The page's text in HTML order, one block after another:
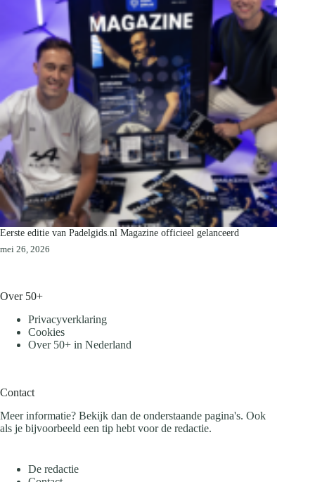
Eerste editie van Padelgids.nl Magazine officieel gelanceerd
mei 26, 2026
Over 50+
Privacyverklaring
Cookies
Over 50+ in Nederland
Contact
Meer informatie? Bekijk dan de onderstaande pagina's. Ook
als je bijvoorbeeld een tip hebt voor de redactie.
De redactie